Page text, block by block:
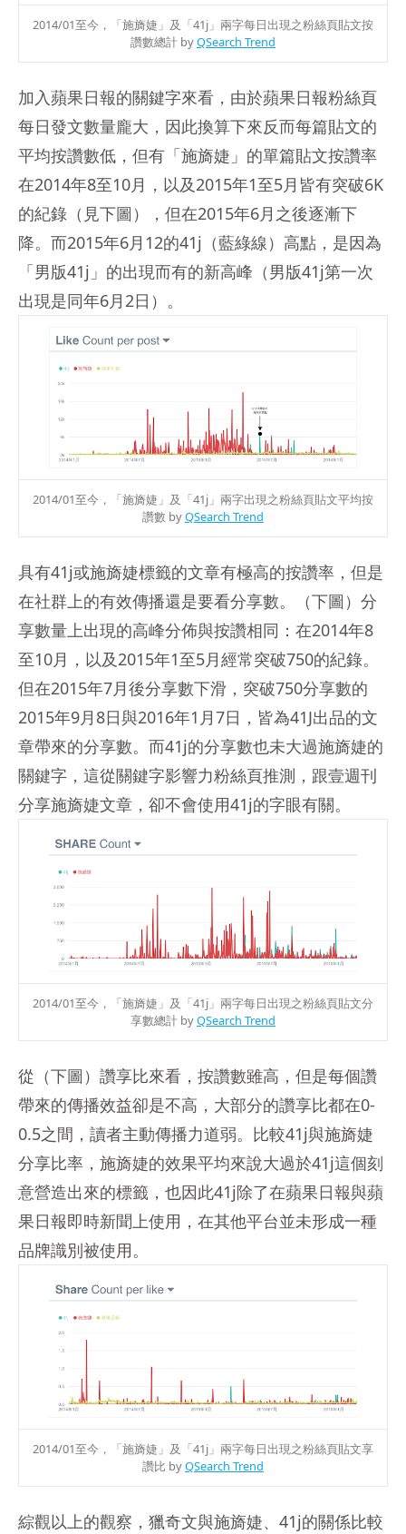
2014/01至今，「施旖婕」及「41j」兩字每日出現之粉絲頁貼文按
讚數總計 byQSearch Trend
加入蘋果日報的關鍵字來看，由於蘋果日報粉絲頁
每日發文數量龐大，因此換算下來反而每篇貼文的
平均按讚數低，但有「施旖婕」的單篇貼文按讚率
在2014年8至10月，以及2015年1至5月皆有突破6K
的紀錄（見下圖），但在2015年6月之後逐漸下
降。而2015年6月12的41j（藍綠線）高點，是因為
「男版41j」的出現而有的新高峰（男版41j第一次
出現是同年6月2日）。
2014/01至今，「施旖婕」及「41j」兩字出現之粉絲頁貼文平均按
讚數 byQSearch Trend
具有41j或施旖婕標籤的文章有極高的按讚率，但是
在社群上的有效傳播還是要看分享數。（下圖）分
享數量上出現的高峰分佈與按讚相同：在2014年8
至10月，以及2015年1至5月經常突破750的紀錄。
但在2015年7月後分享數下滑，突破750分享數的
2015年9月8日與2016年1月7日，皆為41J出品的文
章帶來的分享數。而41j的分享數也未大過施旖婕的
關鍵字，這從關鍵字影響力粉絲頁推測，跟壹週刊
分享施旖婕文章，卻不會使用41j的字眼有關。
2014/01至今，「施旖婕」及「41j」兩字每日出現之粉絲頁貼文分
享數總計 byQSearch Trend
從（下圖）讚享比來看，按讚數雖高，但是每個讚
帶來的傳播效益卻是不高，大部分的讚享比都在0-
0.5之間，讀者主動傳播力道弱。比較41j與施旖婕
分享比率，施旖婕的效果平均來說大過於41j這個刻
意營造出來的標籤，也因此41j除了在蘋果日報與蘋
果日報即時新聞上使用，在其他平台並未形成一種
品牌識別被使用。
2014/01至今，「施旖婕」及「41j」兩字每日出現之粉絲頁貼文享
讚比 byQSearch Trend
綜觀以上的觀察，獵奇文與施旖婕、41j的關係比較